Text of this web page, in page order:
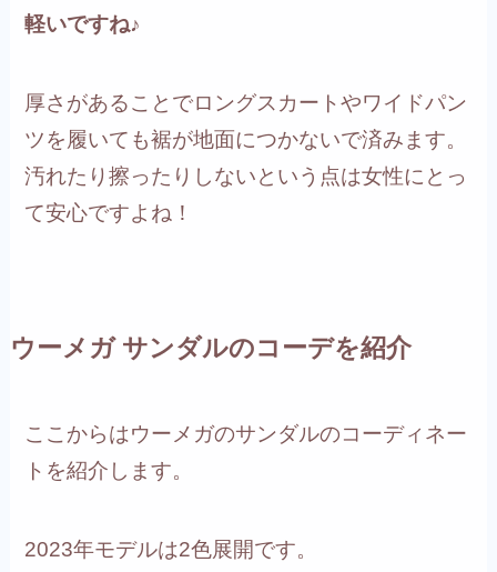
軽いですね♪
厚さがあることでロングスカートやワイドパン
ツを履いても裾が地面につかないで済みます。
汚れたり擦ったりしないという点は女性にとっ
て安心ですよね！
ウーメガ サンダルのコーデを紹介
ここからはウーメガのサンダルのコーディネー
トを紹介します。
2023年モデルは2色展開です。